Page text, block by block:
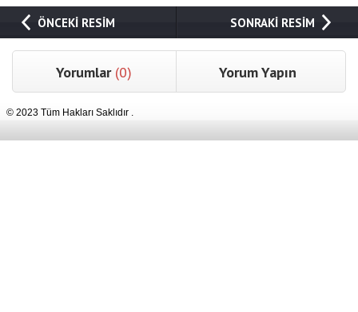
ÖNCEKİ RESİM SONRAKİ RESİM
Yorumlar (0) Yorum Yapın
© 2023 Tüm Hakları Saklıdır .